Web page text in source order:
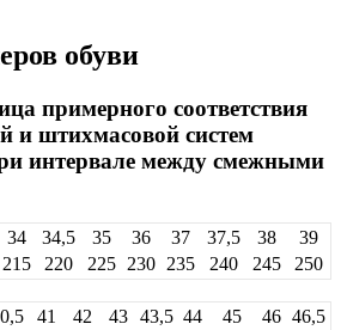
обуви
примерного соответствия
и штихмасовой систем
интервале между смежными
34 34,5 35 36 37 37,5 38
39
215 220 225 230 235 240 245 250
41 42 43 43,5 44 45 46 46,5